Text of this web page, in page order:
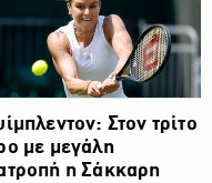
Στον τρίτο
με μεγάλη
η Σάκκαρη